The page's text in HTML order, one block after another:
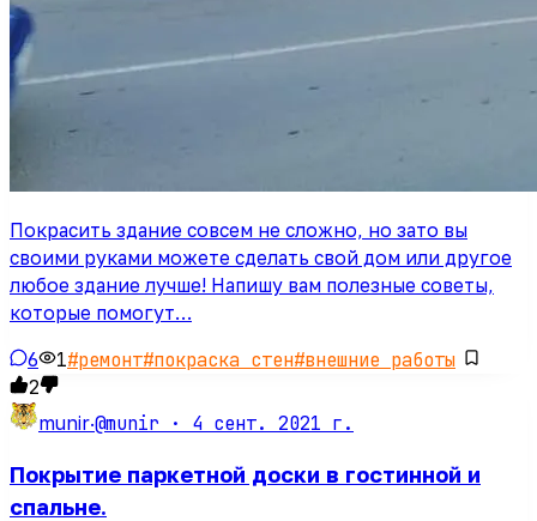
Покрасить здание совсем не сложно, но зато вы
своими руками можете сделать свой дом или другое
любое здание лучше! Напишу вам полезные советы,
которые помогут…
6 1#ремонт#покраска стен#внешние работы
2
munir·@munir · 4 сент. 2021 г.
Покрытие паркетной доски в гостинной и
спальне.